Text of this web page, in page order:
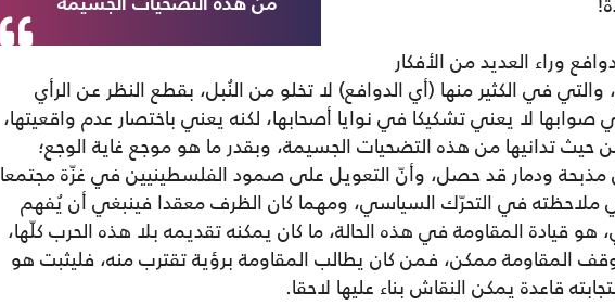
من هذه التضحيات الجسيمة
وراء العديد من الأفكار
في الكثير منها (أي الدوافع) لا تخلو من النُبل، بقطع النظر عن الرأي
لا يعني تشكيكا في نوايا أصحابها، لكنه يعني باختصار عدم واقعيتها،
تدانيها من هذه التضحيات الجسيمة، وبقدر ما هو موجع غاية الوجع؛
ودمار قد حصل، وأنّ التعويل على صمود الفلسطينيين في غزّة مجتمعا
ملاحظته في التحرّك السياسي، ومهما كان الظرف معقدا فينبغي أن يُفهم
قيادة المقاومة في هذه الحالة، ما كان يمكنه تقديمه بلا هذه الحرب كلّها،
المقاومة ممكن، فمن كان يطالب المقاومة برؤية تقترب منه، فليثبت هو
قاعدة يمكن النقاش بناء عليها لاحقا.